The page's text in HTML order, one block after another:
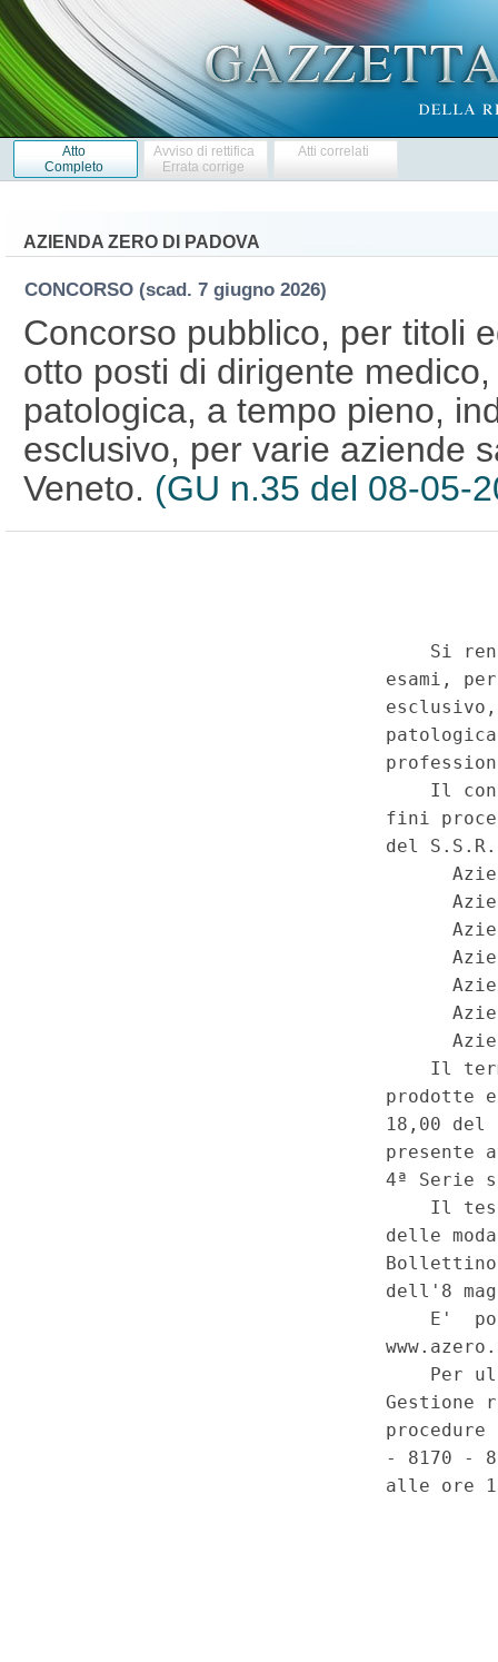
Atto
Completo
Avviso di rettifica
Errata corrige
Atti correlati
AZIENDA ZERO DI PADOVA
CONCORSO (scad. 7 giugno 2026)
Concorso pubblico, per titoli
otto posti di dirigente
patologica, a tempo pieno,
esclusivo, per varie aziende
Veneto. (GU n.35 del 08-05-